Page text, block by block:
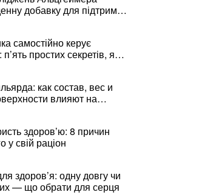
добавку для підтримки
самостійно керує
простих секретів, які
до століття
как состав, вес и
влияют на
здоров’ю: 8 причин
у свій раціон
здоров’я: одну довгу чи
— що обрати для серця